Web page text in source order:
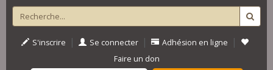
S'inscrire | Se connecter | Adhésion en ligne |
Faire un don